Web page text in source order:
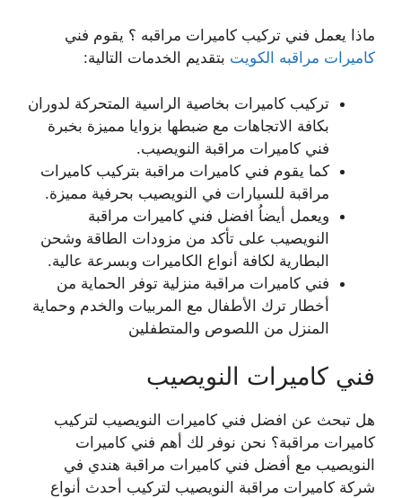
ماذا يعمل فني تركيب كاميرات مراقبه ؟ يقوم فني
كاميرات مراقبه الكويت بتقديم الخدمات التالية:
تركيب كاميرات بخاصية الراسية المتحركة لدوران
بكافة الاتجاهات مع ضبطها بزوايا مميزة بخبرة
فني كاميرات مراقبة النويصيب.
كما يقوم فني كاميرات مراقبة بتركيب كاميرات
مراقبة للسيارات في النويصيب بحرفية مميزة.
ويعمل أيضاُ افضل فني كاميرات مراقبة
النويصيب على تأكد من مزودات الطاقة وشحن
البطارية لكافة أنواع الكاميرات وبسرعة عالية.
فني كاميرات مراقبة منزلية توفر الحماية من
أخطار ترك الأطفال مع المربيات والخدم وحماية
المنزل من اللصوص والمتطفلين
فني كاميرات النويصيب
هل تبحث عن افضل فني كاميرات النويصيب لتركيب
كاميرات مراقبة؟ نحن نوفر لك أهم فني كاميرات
النويصيب مع أفضل فني كاميرات مراقبة هندي في
شركة كاميرات مراقبة النويصيب لتركيب أحدث أنواع